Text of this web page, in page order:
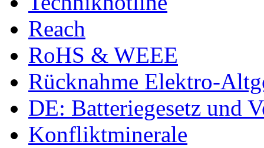
Reach
RoHS & WEEE
Rücknahme Elektro-
DE: Batteriegesetz und
Konfliktminerale